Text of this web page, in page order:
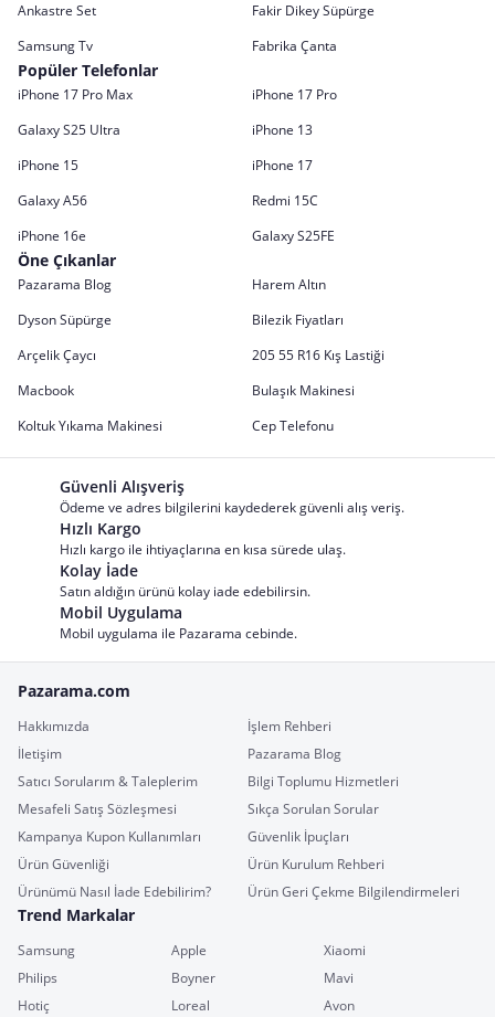
Ankastre Set
Fakir Dikey Süpürge
Samsung Tv
Fabrika Çanta
Popüler Telefonlar
iPhone 17 Pro Max
iPhone 17 Pro
Galaxy S25 Ultra
iPhone 13
iPhone 15
iPhone 17
Galaxy A56
Redmi 15C
iPhone 16e
Galaxy S25FE
Öne Çıkanlar
Pazarama Blog
Harem Altın
Dyson Süpürge
Bilezik Fiyatları
Arçelik Çaycı
205 55 R16 Kış Lastiği
Macbook
Bulaşık Makinesi
Koltuk Yıkama Makinesi
Cep Telefonu
Güvenli Alışveriş
Ödeme ve adres bilgilerini kaydederek güvenli alış veriş.
Hızlı Kargo
Hızlı kargo ile ihtiyaçlarına en kısa sürede ulaş.
Kolay İade
Satın aldığın ürünü kolay iade edebilirsin.
Mobil Uygulama
Mobil uygulama ile Pazarama cebinde.
Pazarama.com
Hakkımızda
İşlem Rehberi
İletişim
Pazarama Blog
Satıcı Sorularım & Taleplerim
Bilgi Toplumu Hizmetleri
Mesafeli Satış Sözleşmesi
Sıkça Sorulan Sorular
Kampanya Kupon Kullanımları
Güvenlik İpuçları
Ürün Güvenliği
Ürün Kurulum Rehberi
Ürünümü Nasıl İade Edebilirim?
Ürün Geri Çekme Bilgilendirmeleri
Trend Markalar
Samsung Apple
Xiaomi
Philips
Boyner
Mavi
Hotiç
Loreal
Avon